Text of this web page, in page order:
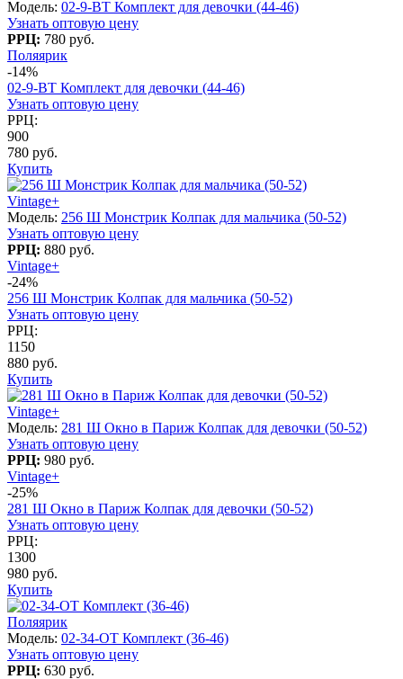
Модель: 02-9-BT Комплект для девочки (44-46)
Узнать оптовую цену
РРЦ: 780 руб.
Поляярик
-14%
02-9-BT Комплект для девочки (44-46)
Узнать оптовую цену
РРЦ:
900
780 руб.
Купить
Vintage+
Модель: 256 Ш Монстрик Колпак для мальчика (50-52)
Узнать оптовую цену
РРЦ: 880 руб.
Vintage+
-24%
256 Ш Монстрик Колпак для мальчика (50-52)
Узнать оптовую цену
РРЦ:
1150
880 руб.
Купить
Vintage+
Модель: 281 Ш Окно в Париж Колпак для девочки (50-52)
Узнать оптовую цену
РРЦ: 980 руб.
Vintage+
-25%
281 Ш Окно в Париж Колпак для девочки (50-52)
Узнать оптовую цену
РРЦ:
1300
980 руб.
Купить
Поляярик
Модель: 02-34-OT Комплект (36-46)
Узнать оптовую цену
РРЦ: 630 руб.